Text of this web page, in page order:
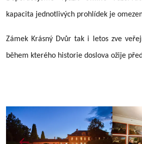
kapacita jednotlivých prohlídek je
Zámek Krásný Dvůr tak i letos zve
během kterého historie doslova ožije